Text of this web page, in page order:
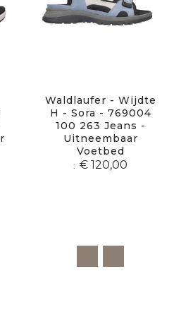
Waldlaufer - Wijdte
H - Sora - 769004
100 263 Jeans -
Uitneembaar
Voetbed
€ 120,00